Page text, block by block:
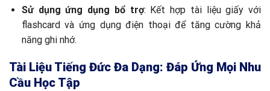
Sử dụng ứng dụng bổ trợ: Kết hợp tài liệu giấy với
flashcard và ứng dụng điện thoại để tăng cường khả
năng ghi nhớ.
Tài Liệu Tiếng Đức Đa Dạng: Đáp Ứng Mọi Nhu
Cầu Học Tập